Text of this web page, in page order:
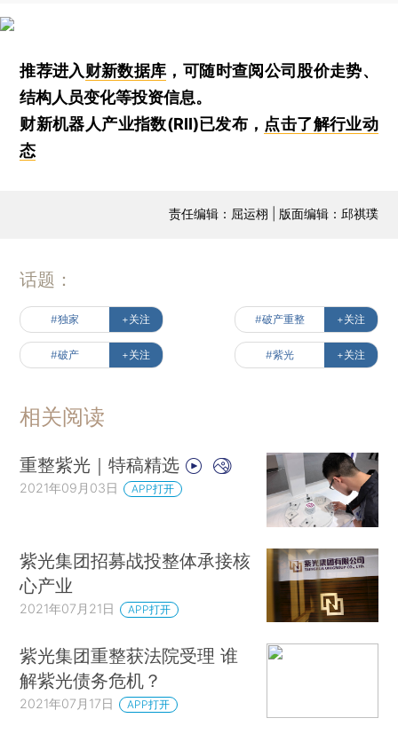
推荐进入财新数据库 ，可随时查阅公司股价走势、
结构人员变化等投资信息。
财新机器人产业指数(RII)已发布， 点击了解行业动
态
责任编辑：屈运栩 | 版面编辑：邱祺璞
话题：
#独家 +关注 #破产重整 +关注
#破产 +关注 #紫光 +关注
相关阅读
重整紫光｜特稿精选
2021年09月03日 APP打开
紫光集团招募战投整体承接核
心产业
2021年07月21日 APP打开
紫光集团重整获法院受理 谁
解紫光债务危机？
2021年07月17日 APP打开